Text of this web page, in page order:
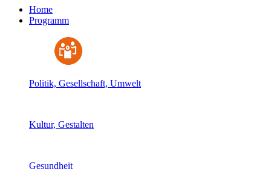
Home
Programm
Politik, Gesellschaft, Umwelt
Kultur, Gestalten
Gesundheit